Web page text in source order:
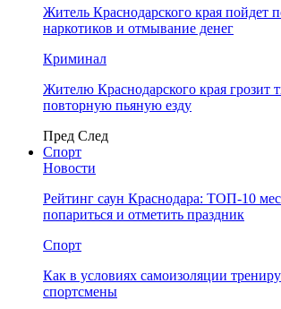
Житель Краснодарского края пойдет
наркотиков и отмывание денег
Криминал
Жителю Краснодарского края грозит
повторную пьяную езду
Пред След
Спорт
Новости
Рейтинг саун Краснодара: ТОП-10
попариться и отметить праздник
Спорт
Как в условиях самоизоляции
спортсмены